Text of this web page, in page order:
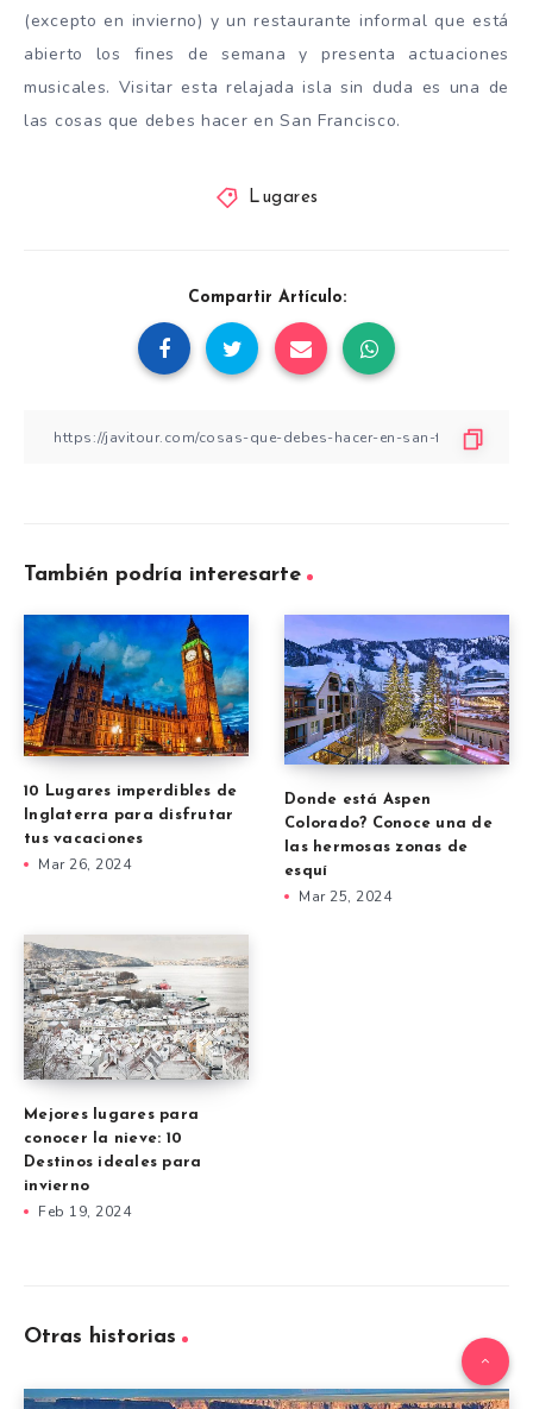
(excepto en invierno) y un restaurante informal que está
abierto los fines de semana y presenta actuaciones
musicales. Visitar esta relajada isla sin duda es una de
las cosas que debes hacer en San Francisco.
Lugares
Compartir Artículo:
También podría interesarte
10 Lugares imperdibles de
Inglaterra para disfrutar
tus vacaciones
Mar 26, 2024
Donde está Aspen
Colorado? Conoce una de
las hermosas zonas de
esquí
Mar 25, 2024
Mejores lugares para
conocer la nieve: 10
Destinos ideales para
invierno
Feb 19, 2024
Otras historias